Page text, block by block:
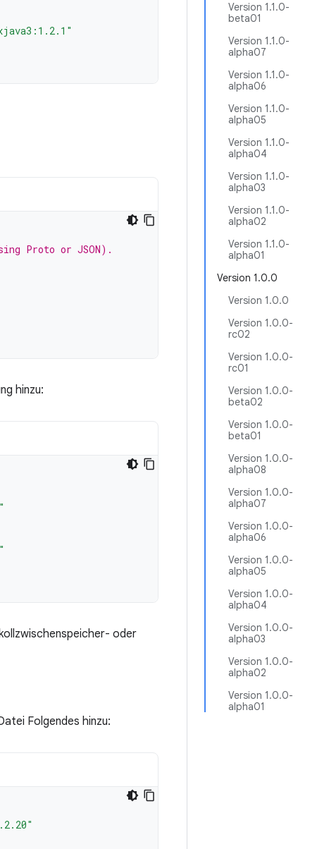
Version 1.1.0-
beta01
Version 1.1.0-
alpha07
Version 1.1.0-
alpha06
Version 1.1.0-
alpha05
Version 1.1.0-
alpha04
Version 1.1.0-
alpha03
Version 1.1.0-
alpha02
Version 1.1.0-
alpha01
Version 1.0.0
Version 1.0.0
Version 1.0.0-
rc02
Version 1.0.0-
rc01
Version 1.0.0-
beta02
Version 1.0.0-
beta01
Version 1.0.0-
alpha08
Version 1.0.0-
alpha07
Version 1.0.0-
alpha06
Version 1.0.0-
alpha05
Version 1.0.0-
alpha04
Version 1.0.0-
alpha03
Version 1.0.0-
alpha02
Version 1.0.0-
alpha01
Proto or JSON).
hinzu:
oder
Folgendes hinzu: